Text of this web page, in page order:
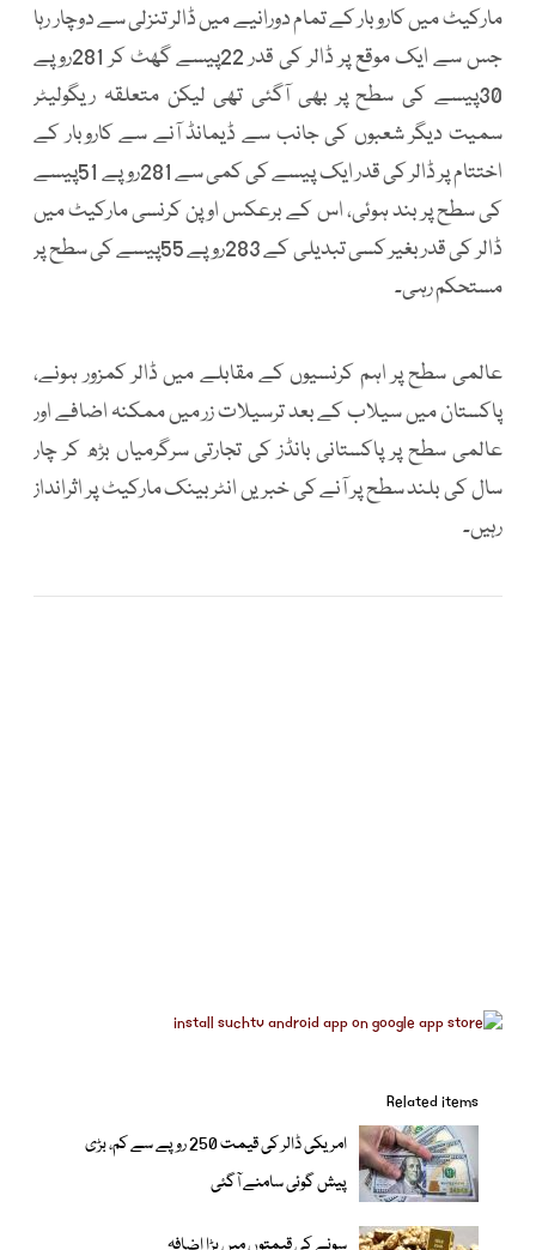
مارکیٹ میں کاروبار کے تمام دورانیے میں ڈالر تنزلی سے دوچار رہا
جس سے ایک موقع پر ڈالر کی قدر 22پیسے گھٹ کر 281روپے
30پیسے کی سطح پر بھی آگئی تھی لیکن متعلقہ ریگولیٹر
سمیت دیگر شعبوں کی جانب سے ڈیمانڈ آنے سے کاروبار کے
اختتام پر ڈالر کی قدر ایک پیسے کی کمی سے 281روپے 51پیسے
کی سطح پر بند ہوئی، اس کے برعکس اوپن کرنسی مارکیٹ میں
ڈالر کی قدر بغیر کسی تبدیلی کے 283روپے 55پیسے کی سطح پر
مستحکم رہی۔
عالمی سطح پر اہم کرنسیوں کے مقابلے میں ڈالر کمزور ہونے،
پاکستان میں سیلاب کے بعد ترسیلات زر میں ممکنہ اضافے اور
عالمی سطح پر پاکستانی بانڈز کی تجارتی سرگرمیاں بڑھ کر چار
سال کی بلند سطح پر آنے کی خبریں انٹربینک مارکیٹ پر اثرانداز
رہیں۔
Related items
امریکی ڈالر کی قیمت 250 روپے سے کم، بڑی
پیش گوئی سامنے آگئی